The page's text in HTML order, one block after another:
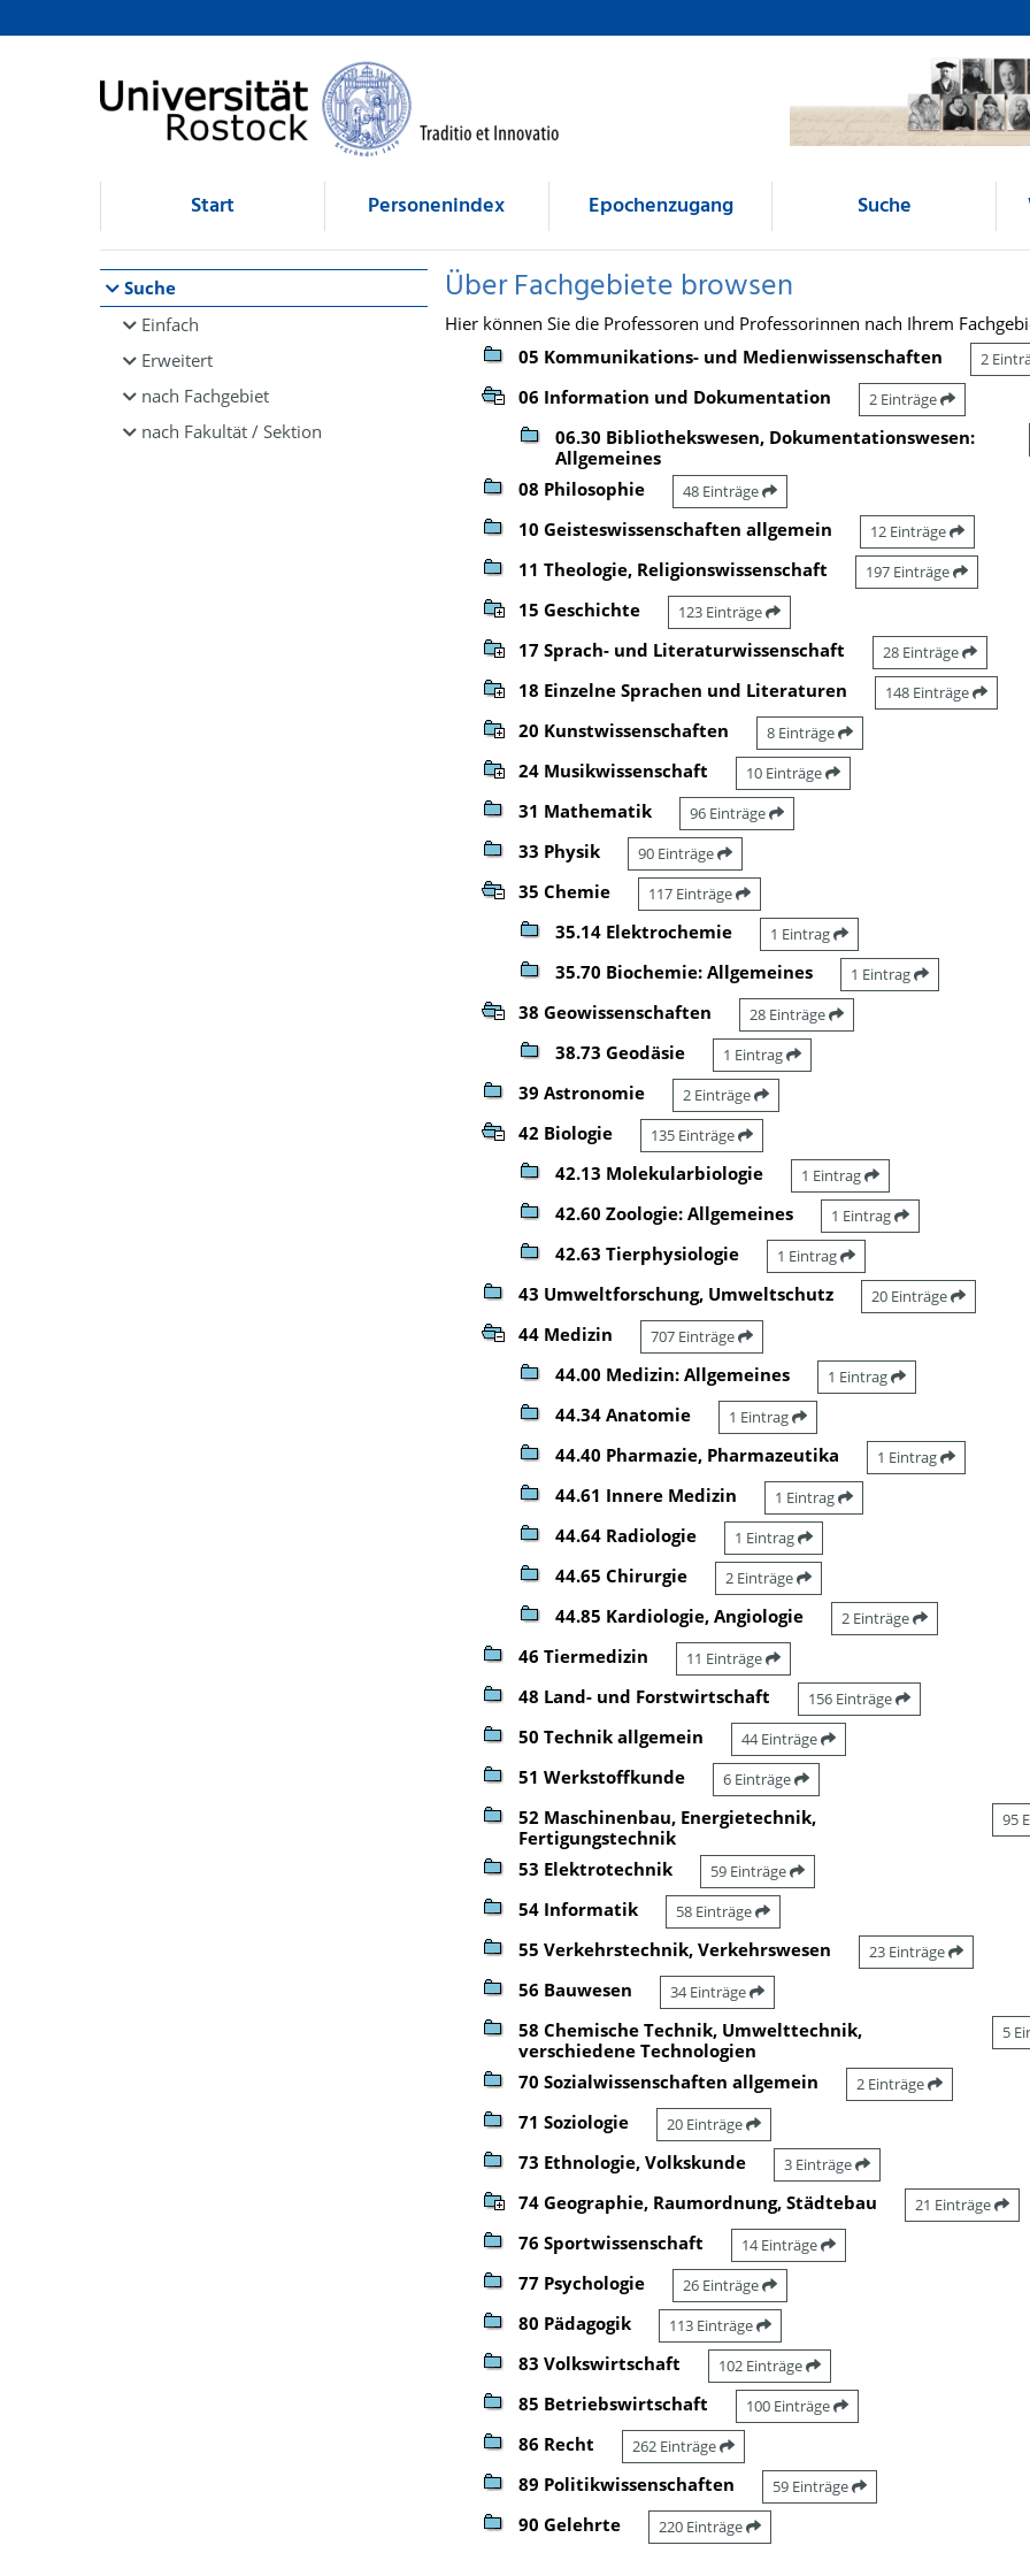
Browsen
direkt zum Inhalt
Start Personenindex Epochenzugang Suche
Suche
Einfach
Erweitert
nach Fachgebiet
nach Fakultät / Sektion
Über Fachgebiete browsen
Hier können Sie die Professoren und Professorinnen nach Ihrem
05 Kommunikations- und Medienwissenschaften
2
06 Information und Dokumentation 2 Einträge
06.30 Bibliothekswesen, Dokumentationswesen:
Allgemeines
08 Philosophie 48 Einträge
10 Geisteswissenschaften allgemein 12 Einträge
11 Theologie, Religionswissenschaft 197 Einträge
15 Geschichte 123 Einträge
17 Sprach- und Literaturwissenschaft 28 Einträge
18 Einzelne Sprachen und Literaturen 148 Einträge
20 Kunstwissenschaften 8 Einträge
24 Musikwissenschaft 10 Einträge
31 Mathematik 96 Einträge
33 Physik 90 Einträge
35 Chemie 117 Einträge
35.14 Elektrochemie 1 Eintrag
35.70 Biochemie: Allgemeines 1 Eintrag
38 Geowissenschaften 28 Einträge
38.73 Geodäsie 1 Eintrag
39 Astronomie 2 Einträge
42 Biologie 135 Einträge
42.13 Molekularbiologie 1 Eintrag
42.60 Zoologie: Allgemeines 1 Eintrag
42.63 Tierphysiologie 1 Eintrag
43 Umweltforschung, Umweltschutz 20 Einträge
44 Medizin 707 Einträge
44.00 Medizin: Allgemeines 1 Eintrag
44.34 Anatomie 1 Eintrag
44.40 Pharmazie, Pharmazeutika 1 Eintrag
44.61 Innere Medizin 1 Eintrag
44.64 Radiologie 1 Eintrag
44.65 Chirurgie 2 Einträge
44.85 Kardiologie, Angiologie 2 Einträge
46 Tiermedizin 11 Einträge
48 Land- und Forstwirtschaft 156 Einträge
50 Technik allgemein 44 Einträge
51 Werkstoffkunde 6 Einträge
52 Maschinenbau, Energietechnik,
Fertigungstechnik
95
53 Elektrotechnik 59 Einträge
54 Informatik 58 Einträge
55 Verkehrstechnik, Verkehrswesen 23 Einträge
56 Bauwesen 34 Einträge
58 Chemische Technik, Umwelttechnik,
verschiedene Technologien
5
70 Sozialwissenschaften allgemein 2 Einträge
71 Soziologie 20 Einträge
73 Ethnologie, Volkskunde 3 Einträge
74 Geographie, Raumordnung, Städtebau 21 Einträge
76 Sportwissenschaft 14 Einträge
77 Psychologie 26 Einträge
80 Pädagogik 113 Einträge
83 Volkswirtschaft 102 Einträge
85 Betriebswirtschaft 100 Einträge
86 Recht 262 Einträge
89 Politikwissenschaften 59 Einträge
90 Gelehrte 220 Einträge